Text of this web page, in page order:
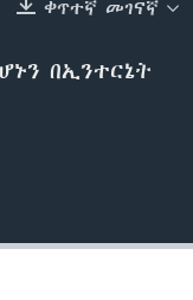
ቀጥተኛ መገናኛ
በኢንተርኔት